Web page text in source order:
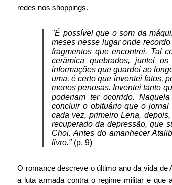
redes nos shoppings.
"É possível que o som da
meses nesse lugar onde
fragmentos que encontrei. Tal
cerâmica quebrados, juntei
informações que guardei ao
uma, é certo que inventei fatos,
menos penosas. Inventei tanto
poderiam ter ocorrido.
concluir o obituário que o
cada vez, primeiro Lena,
recuperado da depressão, que
Choi. Antes do amanhecer
livro."(p. 9)
O romance descreve o último ano da vida de
a luta armada contra o regime militar e que